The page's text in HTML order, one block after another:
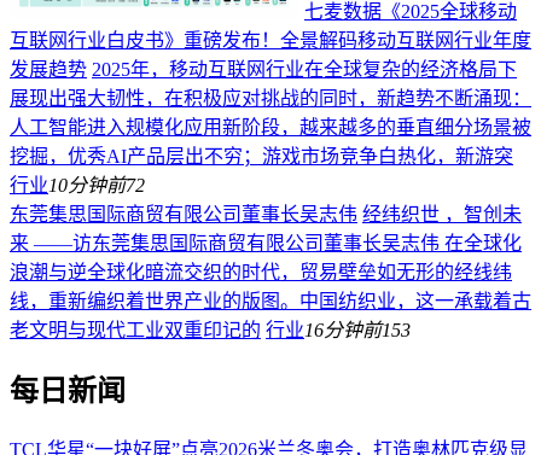
七麦数据《2025全球移动
互联网行业白皮书》重磅发布！全景解码移动互联网行业年度
发展趋势 2025年，移动互联网行业在全球复杂的经济格局下
展现出强大韧性，在积极应对挑战的同时，新趋势不断涌现：
人工智能进入规模化应用新阶段，越来越多的垂直细分场景被
挖掘，优秀AI产品层出不穷；游戏市场竞争白热化，新游突
行业10分钟前72
东莞集思国际商贸有限公司董事长吴志伟 经纬织世 ，智创未
来 ——访东莞集思国际商贸有限公司董事长吴志伟 在全球化
浪潮与逆全球化暗流交织的时代，贸易壁垒如无形的经线纬
线，重新编织着世界产业的版图。中国纺织业，这一承载着古
老文明与现代工业双重印记的 行业16分钟前153
每日新闻
TCL华星“一块好屏”点亮2026米兰冬奥会，打造奥林匹克级显